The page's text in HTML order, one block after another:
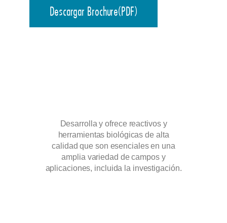
Descargar Brochure(PDF)
Desarrolla y ofrece reactivos y
herramientas biológicas de alta
calidad que son esenciales en una
amplia variedad de campos y
aplicaciones, incluida la investigación.